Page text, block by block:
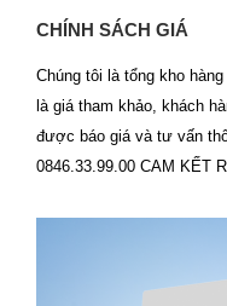
CHÍNH SÁCH GIÁ
Chúng tôi là tổng kho
là giá tham khảo, khách
được báo giá và tư vấn
0846.33.99.00 CAM KẾT